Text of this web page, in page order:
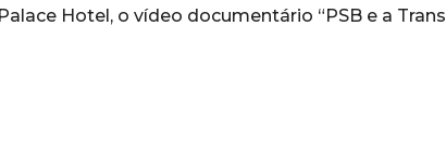
Hotel, o vídeo documentário “PSB e a